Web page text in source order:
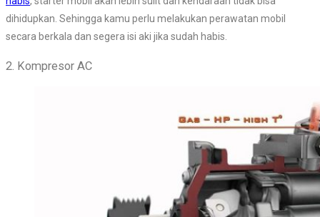
dihidupkan. Sehingga kamu perlu melakukan perawatan mobil
secara berkala dan segera isi aki jika sudah habis.
2. Kompresor AC